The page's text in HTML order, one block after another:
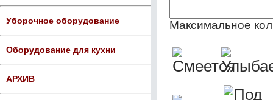
Уборочное оборудование
Оборудование для кухни
АРХИВ
Максимальное